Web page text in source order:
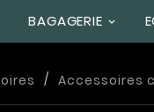
BAGAGERIE
Accessoires